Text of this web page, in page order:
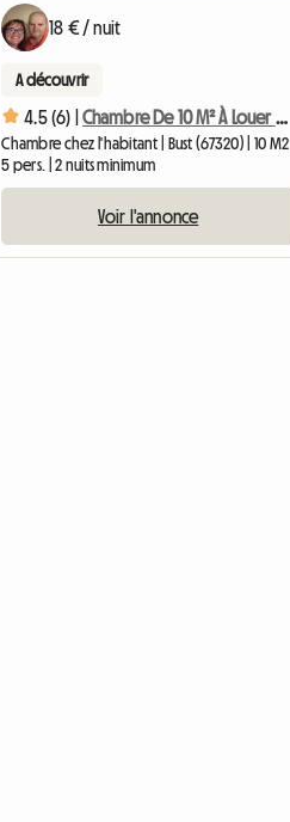
18 € / nuit
A découvrir
4.5 (6) | Chambre De 10 M² À Louer Dans Une Maison
Chambre chez l'habitant | Bust (67320) | 10 M2
5 pers. | 2 nuits minimum
Voir l'annonce